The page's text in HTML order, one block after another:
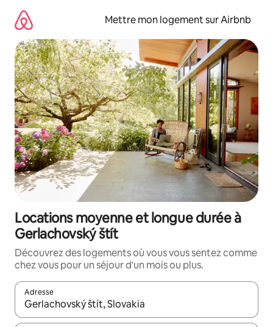
directement
contenu
Mettre mon logement sur Airbnb
Locations moyenne et longue durée à
Gerlachovský štít
Découvrez des logements où vous vous sentez comme
chez vous pour un séjour d'un mois ou plus.
Adresse
Lorsque les résultats s'affichent, utilisez les flèches vers le